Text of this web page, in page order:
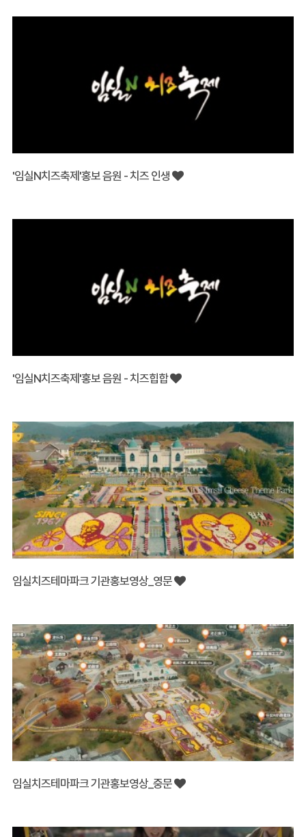
'임실N치즈축제'홍보 음원 - 치즈 인생
'임실N치즈축제'홍보 음원 - 치즈힙합
임실치즈테마파크 기관홍보영상_영문
임실치즈테마파크 기관홍보영상_중문